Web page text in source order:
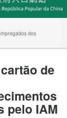
dos
de
pelo IAM